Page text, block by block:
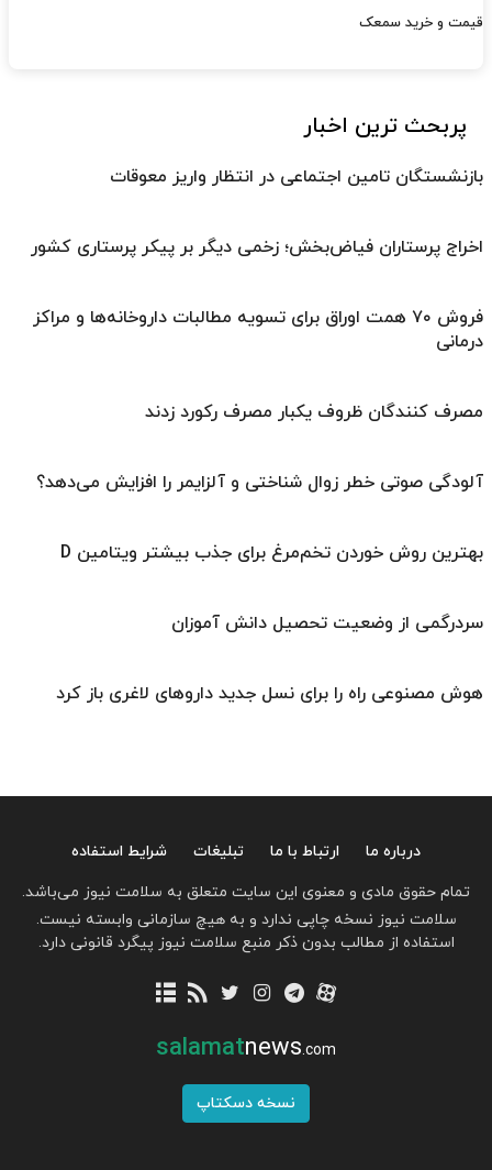
قیمت و خرید سمعک
پربحث ترین اخبار
بازنشستگان تامین اجتماعی در انتظار واریز معوقات
اخراج پرستاران فیاض‌بخش؛ زخمی دیگر بر پیکر پرستاری کشور
فروش ۷۰ همت اوراق برای تسویه مطالبات داروخانه‌ها و مراکز
درمانی
مصرف کنندگان ظروف یکبار مصرف رکورد زدند
آلودگی صوتی خطر زوال شناختی و آلزایمر را افزایش می‌دهد؟
بهترین روش خوردن تخم‌مرغ برای جذب بیشتر ویتامین D
سردرگمی از وضعیت تحصیل دانش آموزان
هوش مصنوعی راه را برای نسل جدید داروهای لاغری باز کرد
درباره ما ارتباط با ما تبلیغات
شرایط استفاده
تمام حقوق مادی و معنوی این سایت متعلق به سلامت نیوز می‌باشد.
سلامت نیوز نسخه چاپی ندارد و به هیچ سازمانی وابسته نیست.
استفاده از مطالب بدون ذکر منبع سلامت نیوز پیگرد قانونی دارد.
salamatnews.com
نسخه دسکتاپ